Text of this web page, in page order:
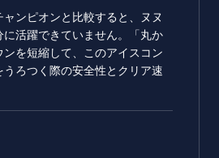
ンピオンと比較すると、ヌヌ
に活躍できていません。「丸か
ンを短縮して、このアイスコン
うろつく際の安全性とクリア速